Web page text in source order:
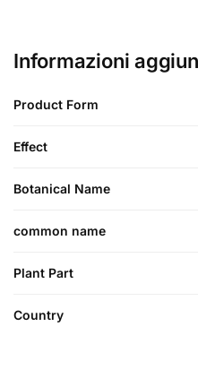
Informazioni
Product Form
Effect
Botanical Name
common name
Plant Part
Country